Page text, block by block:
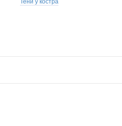
Тени у костра